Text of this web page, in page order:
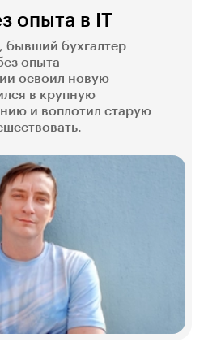
опыта в IT
бывший бухгалтер
опыта
освоил новую
в крупную
и воплотил старую